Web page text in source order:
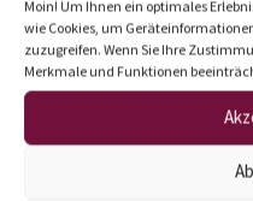
Moin! Um Ihnen ein optimales
wie Cookies, um
zuzugreifen. Wenn Sie Ihre
Merkmale und Funktionen
angenommen, die
loewenzahnarzt.de in
informatives und...